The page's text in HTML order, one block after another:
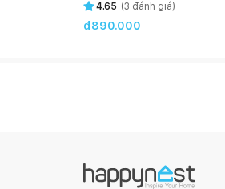
4.65 (3 đánh giá)
đ890.000